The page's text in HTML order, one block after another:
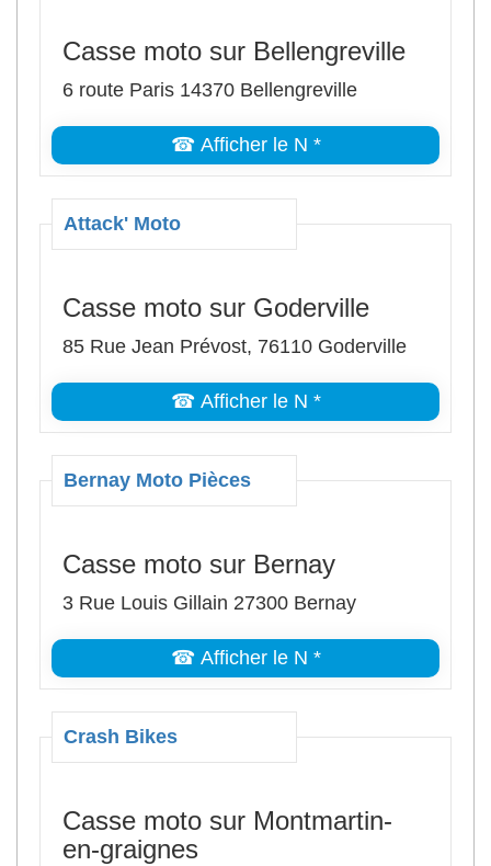
Casse moto sur Bellengreville
6 route Paris 14370 Bellengreville
☎ Afficher le N *
Attack' Moto
Casse moto sur Goderville
85 Rue Jean Prévost, 76110 Goderville
☎ Afficher le N *
Bernay Moto Pièces
Casse moto sur Bernay
3 Rue Louis Gillain 27300 Bernay
☎ Afficher le N *
Crash Bikes
Casse moto sur Montmartin-
en-graignes